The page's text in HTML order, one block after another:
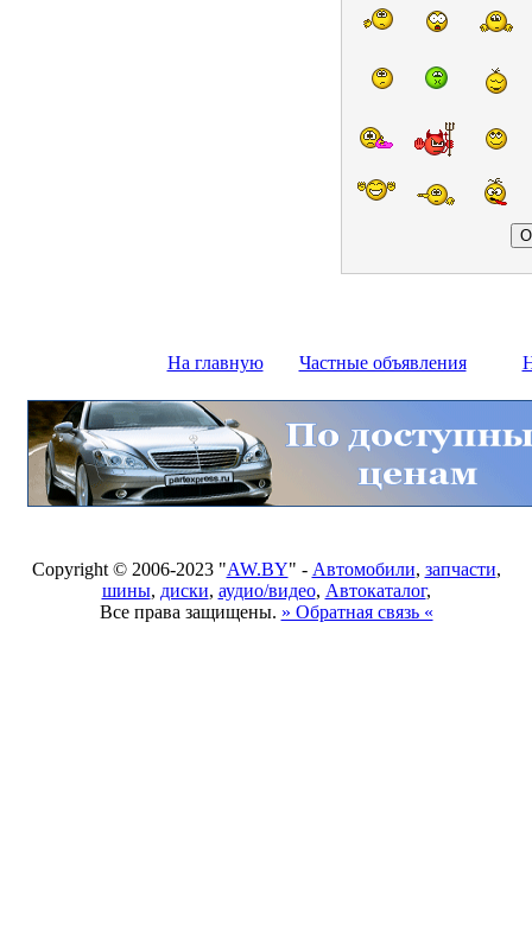
На главную Частные объявления
Copyright © 2006-2023 "AW.BY" - Автомобили, запчасти,
шины, диски, аудио/видео, Автокаталог,
Все права защищены. » Обратная связь «